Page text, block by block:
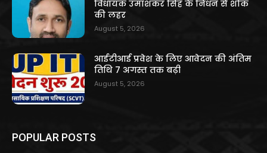
विधायक उमाशंकर सिंह के निधन से शोक
की लहर
August 5, 2026
आईटीआई प्रवेश के लिए आवेदन की अंतिम
तिथि 7 अगस्त तक बढ़ी
August 5, 2026
POPULAR POSTS